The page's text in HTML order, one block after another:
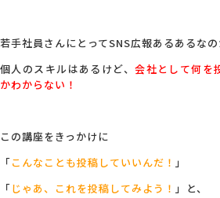
若手社員さんにとってSNS広報あるあるな
個人のスキルはあるけど、会社として何を
かわからない！
この講座をきっかけに
「こんなことも投稿していいんだ！ 」
「じゃあ、これを投稿してみよう！ 」と、